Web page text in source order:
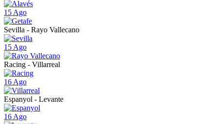
15 Ago
Sevilla - Rayo Vallecano
15 Ago
Racing - Villarreal
16 Ago
Espanyol - Levante
16 Ago